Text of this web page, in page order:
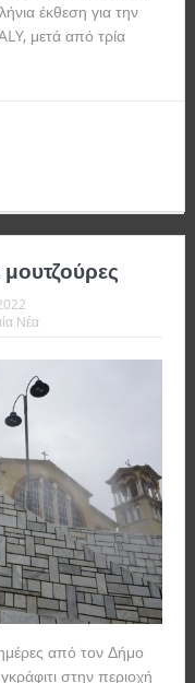
έκθεση για την
μετά από τρία
Νέα
από τον Δήμο
στην περιοχή